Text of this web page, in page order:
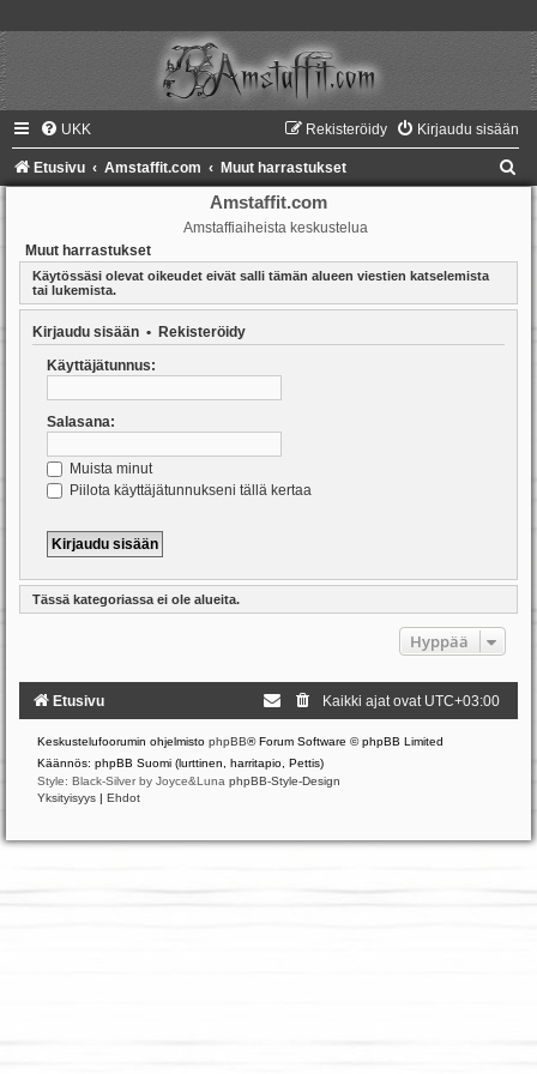
UKK Kirjaudu sisään
Rekisteröidy
Etusivu Amstaffit.com Muut harrastukset
Amstaffit.com
Amstaffiaiheista keskustelua
Muut harrastukset
Käytössäsi olevat oikeudet eivät salli tämän alueen viestien katselemista
tai lukemista.
Kirjaudu sisään • Rekisteröidy
Käyttäjätunnus:
Salasana:
Muista minut
Piilota käyttäjätunnukseni tällä kertaa
Tässä kategoriassa ei ole alueita.
Hyppää
Etusivu Kaikki ajat ovat UTC+03:00
Keskustelufoorumin ohjelmisto phpBB® Forum Software © phpBB Limited
Käännös: phpBB Suomi (lurttinen, harritapio, Pettis)
Style: Black-Silver by Joyce&Luna phpBB-Style-Design
Yksityisyys | Ehdot